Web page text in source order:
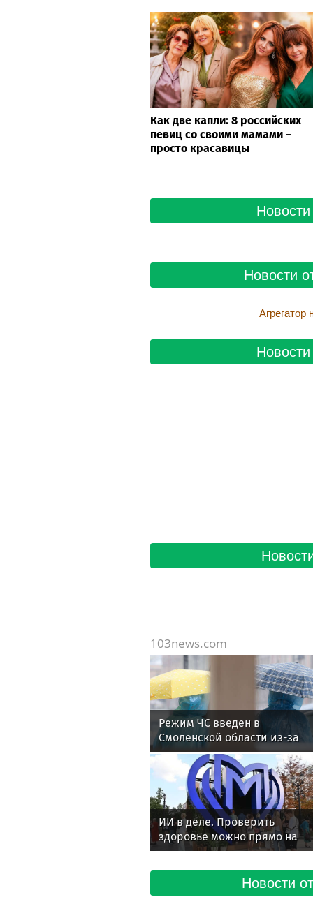
Как две капли: 8 российских
певиц со своими мамами –
просто красавицы
Новости
103news.com
Режим ЧС введен в
Смоленской области из-за
непогоды
ИИ в деле. Проверить
здоровье можно прямо на
улицах Москвы
Новости